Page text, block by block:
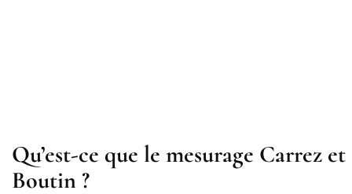
Qu’est-ce que le mesurage Carrez et
Boutin ?